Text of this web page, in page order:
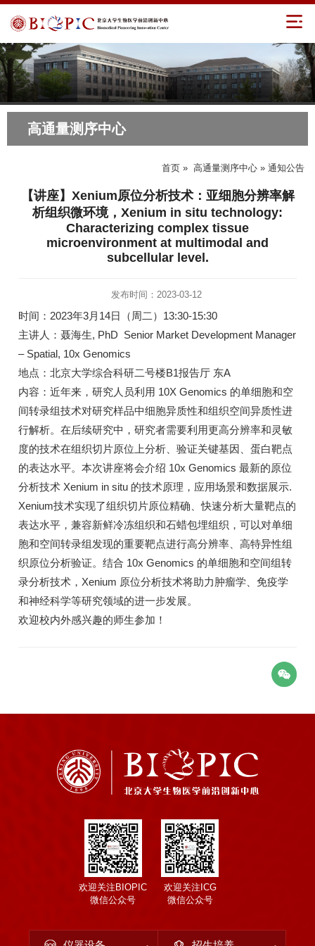
高通量测序中心
首页 » 高通量测序中心 » 通知公告
【讲座】Xenium原位分析技术：亚细胞分辨率解
析组织微环境，Xenium in situ technology:
Characterizing complex tissue
microenvironment at multimodal and
subcellular level.
发布时间：2023-03-12
时间：2023年3月14日（周二）13:30-15:30
主讲人：聂海生, PhD Senior Market Development Manager
– Spatial, 10x Genomics
地点：北京大学综合科研二号楼B1报告厅 东A
内容：近年来，研究人员利用 10X Genomics 的单细胞和空
间转录组技术对研究样品中细胞异质性和组织空间异质性进
行解析。在后续研究中，研究者需要利用更高分辨率和灵敏
度的技术在组织切片原位上分析、验证关键基因、蛋白靶点
的表达水平。本次讲座将会介绍 10x Genomics 最新的原位
分析技术 Xenium in situ 的技术原理，应用场景和数据展示.
Xenium技术实现了组织切片原位精确、快速分析大量靶点的
表达水平，兼容新鲜冷冻组织和石蜡包埋组织，可以对单细
胞和空间转录组发现的重要靶点进行高分辨率、高特异性组
织原位分析验证。结合 10x Genomics 的单细胞和空间组转
录分析技术，Xenium 原位分析技术将助力肿瘤学、免疫学
和神经科学等研究领域的进一步发展。
欢迎校内外感兴趣的师生参加！
欢迎关注BIOPIC
微信公众号
欢迎关注ICG
微信公众号